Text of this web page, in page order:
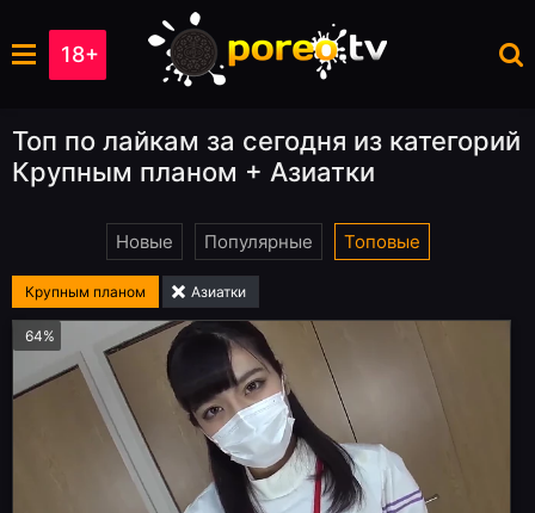
18+
Топ по лайкам за сегодня из категорий
Крупным планом + Азиатки
Новые Популярные Топовые
Крупным планом Азиатки
64%